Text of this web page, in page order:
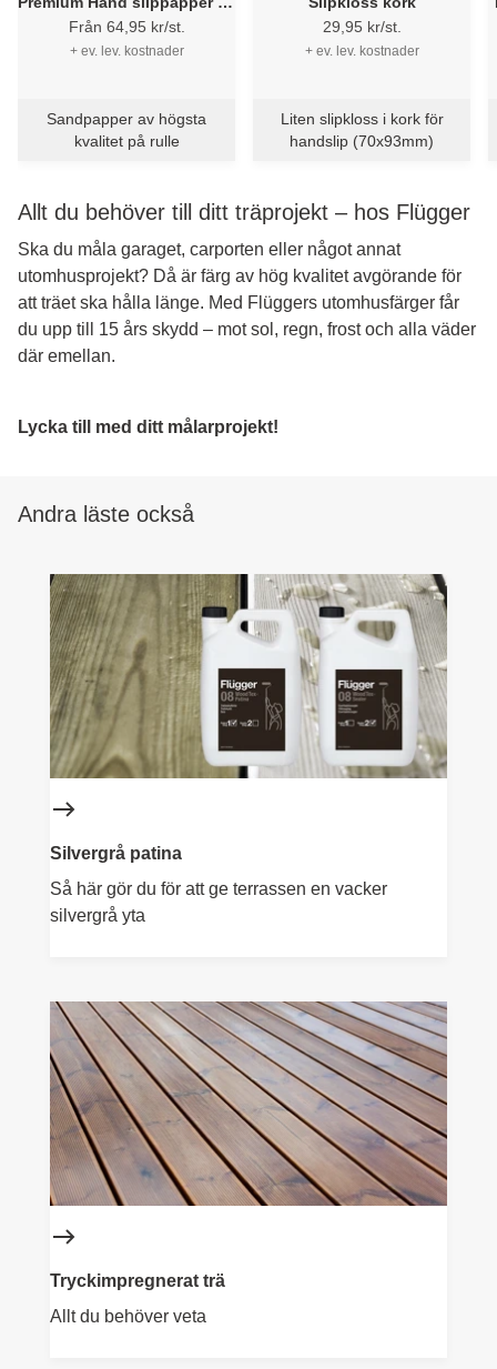
mm x 5 m
Från 64,95 kr/st.
+ ev. lev. kostnader
Sandpapper av högsta
kvalitet på rulle
29,95 kr/st.
+ ev. lev. kostnader
Liten slipkloss i kork för
handslip (70x93mm)
Allt du behöver till ditt träprojekt – hos Flügger
Ska du måla garaget, carporten eller något annat
utomhusprojekt? Då är färg av hög kvalitet avgörande för
att träet ska hålla länge. Med Flüggers utomhusfärger får
du upp till 15 års skydd – mot sol, regn, frost och alla väder
där emellan.
Lycka till med ditt målarprojekt!
Andra läste också
Silvergrå patina
Så här gör du för att ge terrassen en vacker
silvergrå yta
Tryckimpregnerat trä
Allt du behöver veta